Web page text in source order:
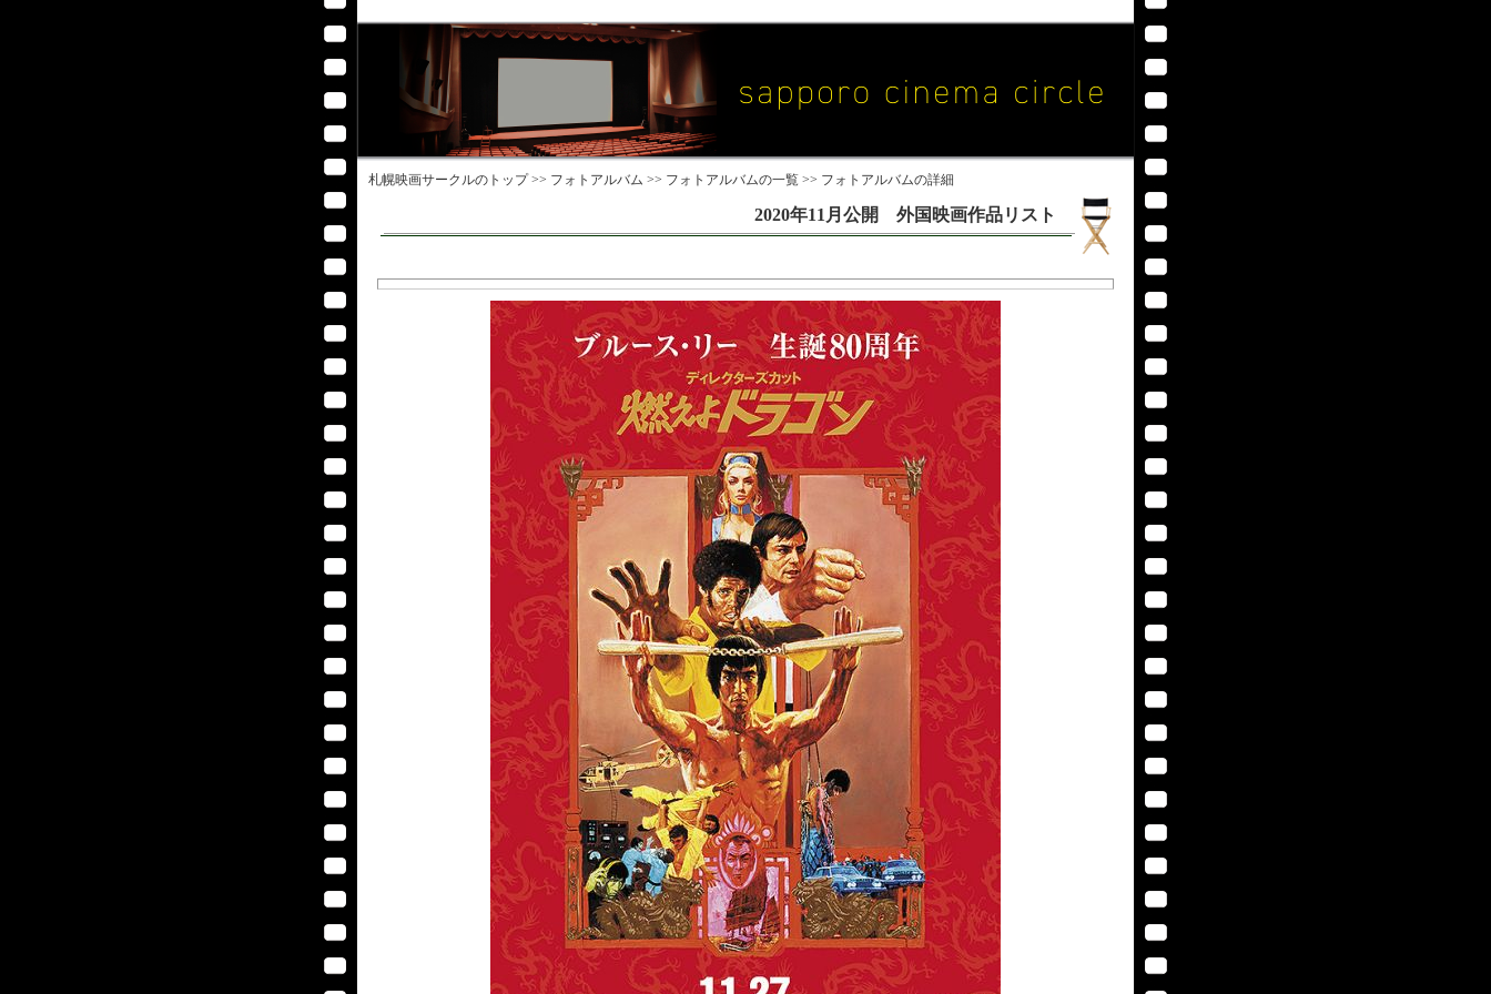
札幌映画サークルのトップ >> フォトアルバム >> フォトアルバムの一覧 >> フォトアルバムの詳細
2020年11月公開 外国映画作品リスト